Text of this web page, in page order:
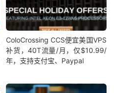
ColoCrossing CCS便宜美国VPS
补货，40T流量/月，仅$10.99/
年，支持支付宝、Paypal